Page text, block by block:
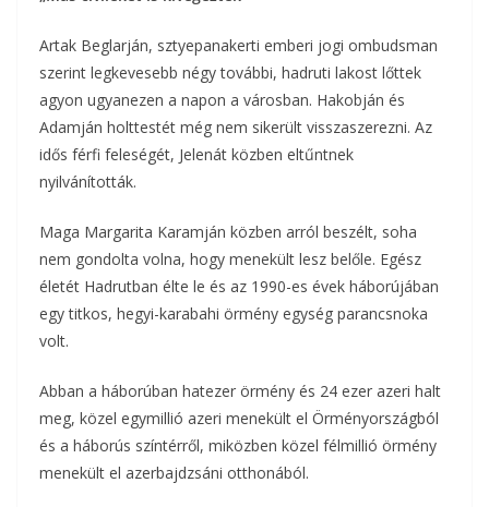
Artak Beglarján, sztyepanakerti emberi jogi ombudsman
szerint legkevesebb négy további, hadruti lakost lőttek
agyon ugyanezen a napon a városban. Hakobján és
Adamján holttestét még nem sikerült visszaszerezni. Az
idős férfi feleségét, Jelenát közben eltűntnek
nyilvánították.
Maga Margarita Karamján közben arról beszélt, soha
nem gondolta volna, hogy menekült lesz belőle. Egész
életét Hadrutban élte le és az 1990-es évek háborújában
egy titkos, hegyi-karabahi örmény egység parancsnoka
volt.
Abban a háborúban hatezer örmény és 24 ezer azeri halt
meg, közel egymillió azeri menekült el Örményországból
és a háborús színtérről, miközben közel félmillió örmény
menekült el azerbajdzsáni otthonából.